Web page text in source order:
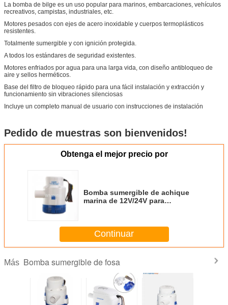
La bomba de bilge es un uso popular para marinos, embarcaciones, vehículos
recreativos, campistas, industriales, etc.
Motores pesados con ejes de acero inoxidable y cuerpos termoplásticos
resistentes.
Totalmente sumergible y con ignición protegida.
A todos los estándares de seguridad existentes.
Motores enfriados por agua para una larga vida, con diseño antibloqueo de
aire y sellos herméticos.
Base del filtro de bloqueo rápido para una fácil instalación y extracción y
funcionamiento sin vibraciones silenciosas
Incluye un completo manual de usuario con instrucciones de instalación
Pedido de muestras son bienvenidos!
Obtenga el mejor precio por
Bomba sumergible de achique
marina de 12V/24V para
Continuar
Más Bomba sumergible de fosa